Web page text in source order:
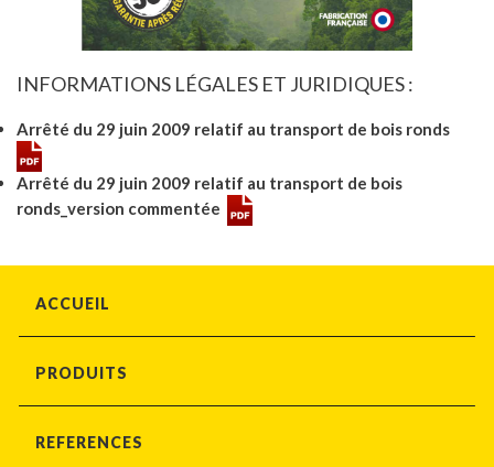
INFORMATIONS LÉGALES ET JURIDIQUES :
Arrêté du 29 juin 2009 relatif au transport de bois ronds
Arrêté du 29 juin 2009 relatif au transport de bois
ronds_version commentée
ACCUEIL
PRODUITS
REFERENCES